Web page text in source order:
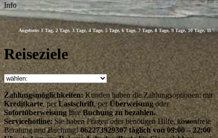
Info
Angebote: 1 Tag, 2 Tage, 3 Tage, 4 Tage, 5 Tage, 6 Tage, 7 Tage, 8 Tage, 9 Tage, 10 Tage, 11
Reiseziele
Zahlungsmöglichkeiten:Kunden haben die Zahlungsoptionen: mit
Kreditkarte, perLastschrift, perÜberweisungoder
Sofortüberweisung IhreBuchung zu bezahlen.
Servicehotline: Sie haben Fragen oder benötigen Hilfe, kostenfreie
Beratung und Buchung! 062273929307 täglich von 09:00 – 22:00